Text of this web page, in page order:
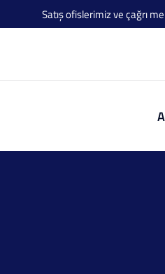
Satış ofislerimiz ve çağrı